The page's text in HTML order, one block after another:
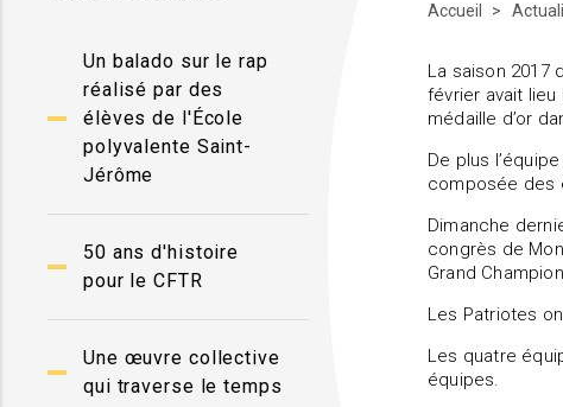
Un balado sur le rap
réalisé par des
élèves de l'École
polyvalente Saint-
Jérôme
50 ans d'histoire
pour le CFTR
Une œuvre collective
qui traverse le temps
Accueil
La saison 2017
février avait
médaille d’or
De plus
composée des
Dimanche
congrès de
Grand
Les Patriotes
Les quatre
équipes.